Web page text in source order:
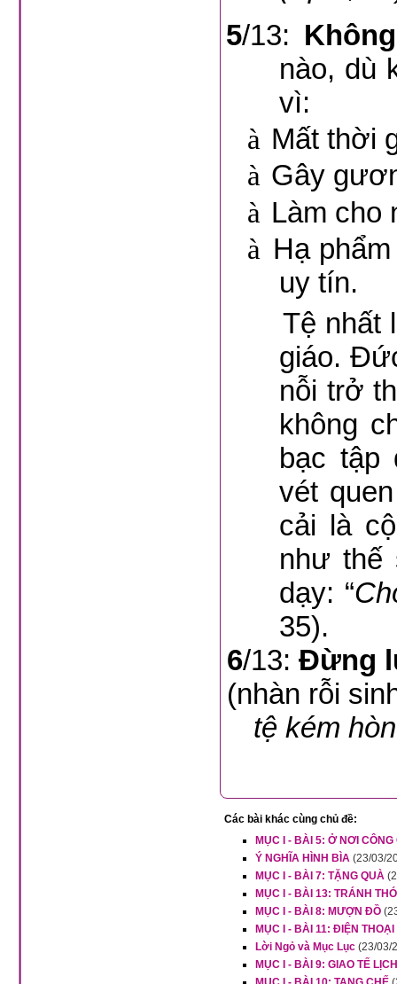
5/13:
nào, dù
vì:
à Mất thời
à Gây
à Làm cho
à Hạ
uy tín.
Tệ nhất
giáo.
nỗi trở
không
bạc tập
vét
cải là
như thế
dạy: “
35).
6/13: Đừng
(nhàn rỗi
tệ kém
Các bài khác cùng chủ đề:
MỤC I - BÀI 5: Ở NƠI CÔNG
Ý NGHĨA HÌNH BÌA (23/03/
MỤC I - BÀI 7: TẶNG QUÀ
MỤC I - BÀI 13: TRÁNH
MỤC I - BÀI 8: MƯỢN ĐỒ
MỤC I - BÀI 11: ĐIỆN THOẠI
Lời Ngỏ và Mục Lục (23/03/
MỤC I - BÀI 9: GIAO TẾ